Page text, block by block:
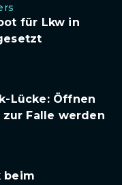
für Lkw in
Lücke: Öffnen
zur Falle werden
beim